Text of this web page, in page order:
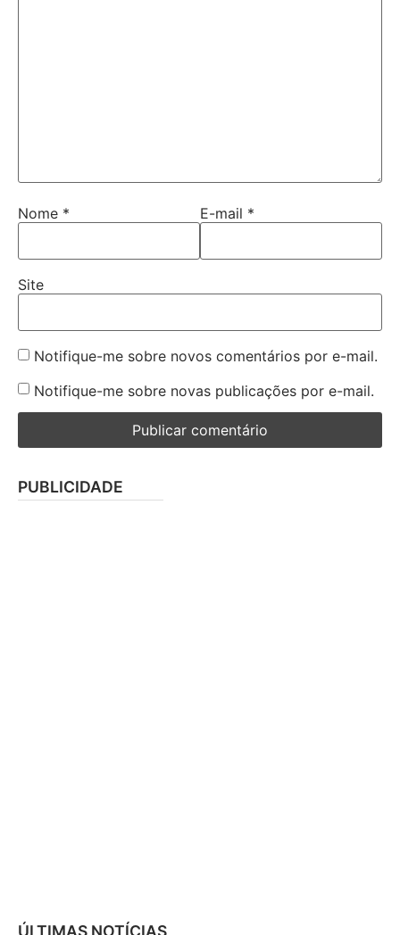
Nome * E-mail *
Site
Notifique-me sobre novos comentários por e-mail.
Notifique-me sobre novas publicações por e-mail.
PUBLICIDADE
ÚLTIMAS NOTÍCIAS